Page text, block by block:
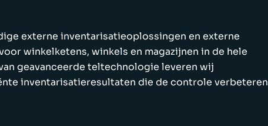
externe inventarisatieoplossingen en externe
winkelketens, winkels en magazijnen in de hele
geavanceerde teltechnologie leveren wij
inventarisatieresultaten die de controle verbeteren